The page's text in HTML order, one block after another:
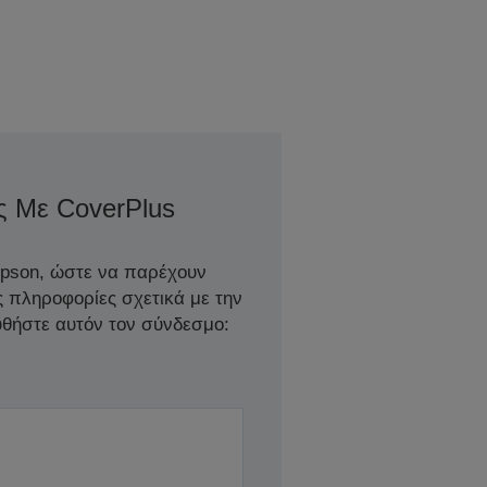
Με CoverPlus
ώστε να παρέχουν
πληροφορίες σχετικά με την
αυτόν τον σύνδεσμο: